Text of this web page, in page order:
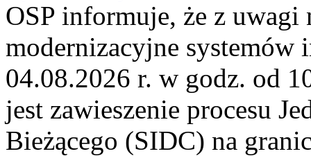
OSP informuje, że z uwagi
modernizacyjne
04.08.2026 r. w godz. od
jest zawieszenie procesu
Bieżącego (SIDC) na